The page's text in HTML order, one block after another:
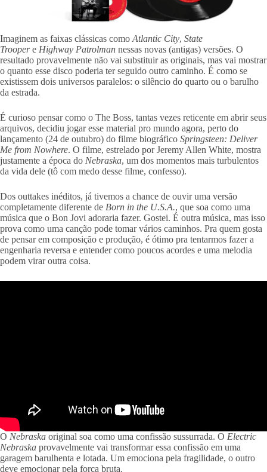
Imaginem as faixas clássicas como Atlantic City, State
Troopere Highway Patrolman nessas novas (antigas) versões. O
resultado provavelmente não vai substituir as originais, mas vai mostrar
o quanto esse disco poderia ter seguido outro caminho. É como se
existissem dois universos paralelos: o silêncio do quarto ou o barulho
da estrada.
É curioso pensar como o The Boss, tantas vezes reticente em abrir seus
arquivos, decidiu jogar esse material pro mundo agora, perto do
lançamento (24 de outubro) do filme biográfico Springsteen: Deliver
Me from Nowhere. O filme, estrelado por Jeremy Allen White, mostra
justamente a época do Nebraska, um dos momentos mais turbulentos
da vida dele (tô com medo desse filme, confesso).
Dos outtakes inéditos, já tivemos a chance de ouvir uma versão
completamente diferente de Born in the U.S.A., que soa como uma
música que o Bon Jovi adoraria fazer. Gostei. É outra música, mas isso
prova como uma canção pode tomar vários caminhos. Pra quem gosta
de pensar em composição e produção, é ótimo pra tentarmos fazer a
engenharia reversa e entender como poucos acordes e uma melodia
podem virar outra coisa.
O Nebraska original soa como uma confissão sussurrada. O Electric
Nebraska provavelmente vai transformar essa confissão em uma
garagem barulhenta e lotada. Um emociona pela fragilidade, o outro
deve emocionar pela força bruta.